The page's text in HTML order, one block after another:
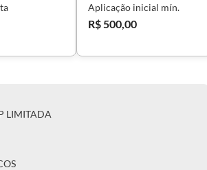
Aplicação inicial mín.
R$ 500,00
LIMITADA